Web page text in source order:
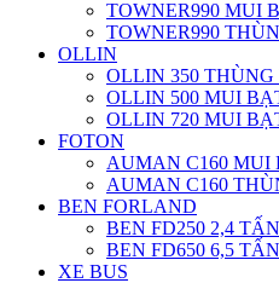
TOWNER990 MUI
TOWNER990
OLLIN
OLLIN 350
OLLIN 500 MUI
OLLIN 720 MUI
FOTON
AUMAN C160 MUI
AUMAN C160
BEN FORLAND
BEN FD250 2,4
BEN FD650 6,5
XE BUS